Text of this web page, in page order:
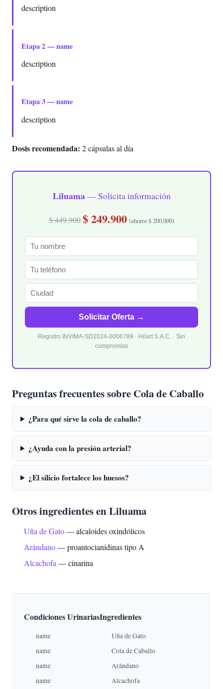
description
Etapa 2 — name
description
Etapa 3 — name
description
Dosis recomendada: 2 cápsulas al día
Liluama— Solicita información
$ 449.900$ 249.900 (ahorro $ 200.000)
Solicitar Oferta →
Registro INVIMA-SD2024-0006789 · Hilart S.A.C. · Sin
compromiso
Preguntas frecuentes sobre Cola de Caballo
¿Para qué sirve la cola de caballo?
¿Ayuda con la presión arterial?
¿El silicio fortalece los huesos?
Otros ingredientes en Liluama
Uña de Gato— alcaloides oxindólicos
Arándano— proantocianidinas tipo A
Alcachofa — cinarina
Condiciones Urinarias
name
name
name
name
Ingredientes
Uña de Gato
Cola de Caballo
Arándano
Alcachofa